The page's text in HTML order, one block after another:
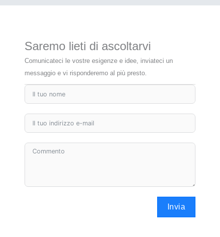
Saremo lieti di ascoltarvi
Comunicateci le vostre esigenze e idee, inviateci un
messaggio e vi risponderemo al più presto.
Invia